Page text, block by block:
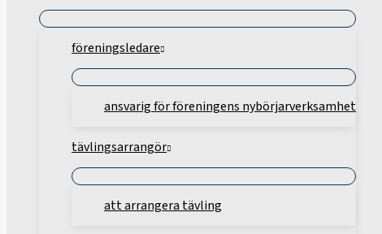
föreningsledare
ansvarig för föreningens nybörjarverksamhet
tävlingsarrangör
att arrangera tävling